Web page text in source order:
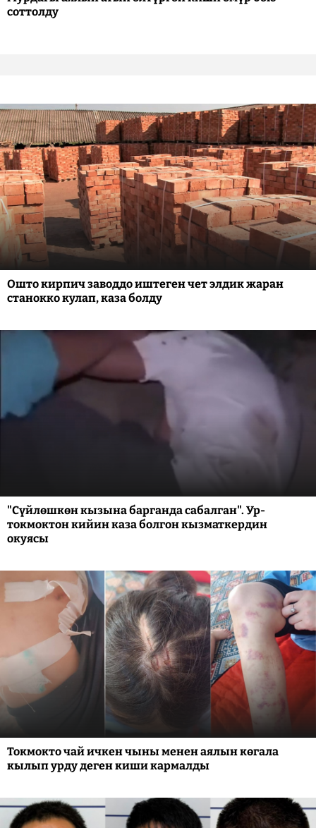
соттолду
Ошто кирпич заводдо иштеген чет элдик жаран
станокко кулап, каза болду
"Сүйлөшкөн кызына барганда сабалган". Ур-
токмоктон кийин каза болгон кызматкердин
окуясы
Токмокто чай ичкен чыны менен аялын көгала
кылып урду деген киши кармалды